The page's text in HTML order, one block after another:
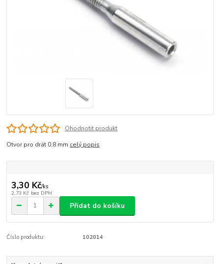
Ohodnotit produkt
Otvor pro drát 0,8 mm celý popis
3,30 Kč/ks
2,73 Kč bez DPH
Přidat do košíku
Číslo produktu: 102014